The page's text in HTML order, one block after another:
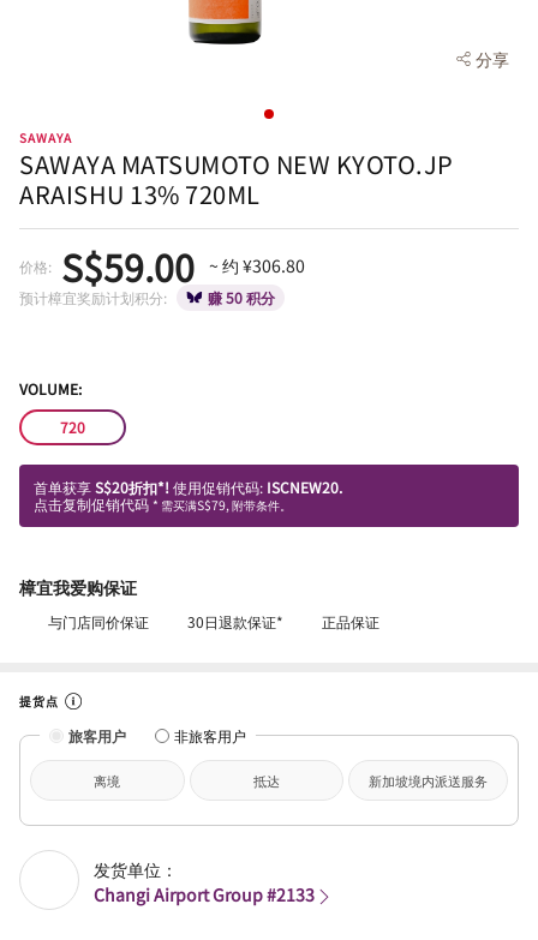
分享
SAWAYA
SAWAYA MATSUMOTO NEW KYOTO.JP
ARAISHU 13% 720ML
价格: S$59.00 ~ 约 ¥306.80
预计樟宜奖励计划积分: 赚 50 积分
VOLUME:
720
首单获享S$20折扣*! 使用促销代码: ISCNEW20.
点击复制促销代码 * 需买满S$79, 附带条件。
樟宜我爱购保证
与门店同价保证 30日退款保证* 正品保证
提货点
旅客用户 非旅客用户
离境 抵达 新加坡境内派送服务
发货单位：
Changi Airport Group #2133